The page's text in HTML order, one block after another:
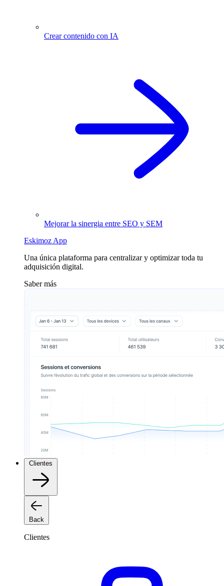
Crear contenido con IA
Mejorar la sinergia entre SEO y SEM
Eskimoz App
Una única plataforma para centralizar y optimizar toda tu
adquisición digital.
Saber más
Clientes
Back
Clientes